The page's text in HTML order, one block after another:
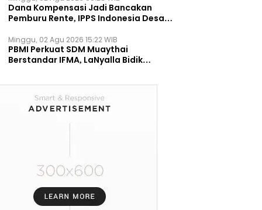
Dana Kompensasi Jadi Bancakan
Pemburu Rente, IPPS Indonesia Desak
Permanen
Minggu, 02 Agu 2026 15:22 WIB
PBMI Perkuat SDM Muaythai
Berstandar IFMA, LaNyalla Bidik